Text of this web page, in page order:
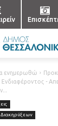
ενημερωθώ
-